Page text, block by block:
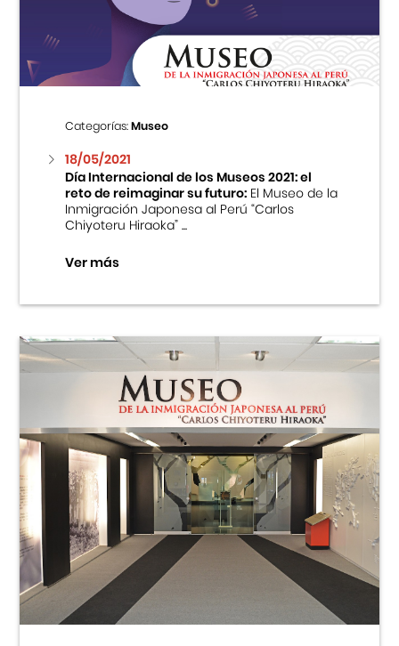
Centro Cultural Peruano Japonés
Cursos
Museo de la Inmigración Japonesa
Fondo Editorial
Teatro Peruano Japonés
Categorías:Museo
18/05/2021
Día Internacional de los Museos 2021: el
reto de reimaginar su futuro:El Museo de la
Inmigración Japonesa al Perú “Carlos
Chiyoteru Hiraoka” ...
Ver más